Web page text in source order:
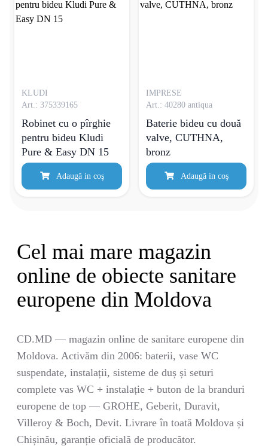
KLUDI
Art.: 375339165
Robinet cu o pîrghie
pentru bideu Kludi
Pure & Easy DN 15
Adaugă in coş
IMPRESE
Art.: 40280 antiqua
Baterie bideu cu două
valve, CUTHNA,
bronz
Adaugă in coş
Cel mai mare magazin
online de obiecte sanitare
europene din Moldova
CD.MD — magazin online de sanitare europene din
Moldova. Activăm din 2006: baterii, vase WC
suspendate, instalații, sisteme de duș și seturi
complete vas WC + instalație + buton de la branduri
europene de top — GROHE, Geberit, Duravit,
Villeroy & Boch, Devit. Livrare în toată Moldova și
Chișinău, garanție oficială de producător.